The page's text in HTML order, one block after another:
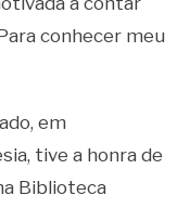
conhecer meu
em
tive a honra de
Biblioteca